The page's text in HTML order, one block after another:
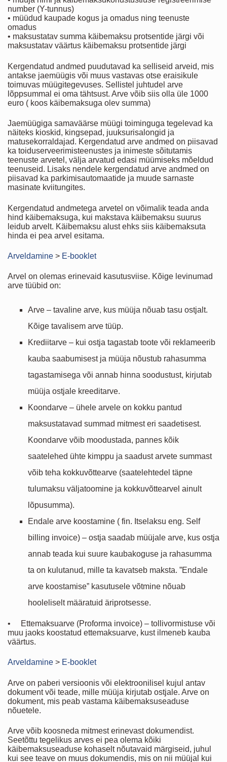
number (Y-tunnus)
• müüdud kaupade kogus ja omadus ning teenuste
omadus
• maksustatav summa käibemaksu protsentide järgi või
maksustatav väärtus käibemaksu protsentide järgi
Kergendatud andmed puudutavad ka selliseid arveid, mis
antakse jaemüügis või muus vastavas otse eraisikule
toimuvas müügitegevuses. Sellistel juhtudel arve
lõppsummal ei oma tähtsust. Arve võib siis olla üle 1000
euro ( koos käibemaksuga olev summa)
Jaemüügiga samaväärse müügi toiminguga tegelevad ka
näiteks kioskid, kingsepad, juuksurisalongid ja
matusekorraldajad. Kergendatud arve andmed on piisavad
ka toiduserveerimisteenustes ja inimeste sõitutamis
teenuste arvetel, välja arvatud edasi müümiseks mõeldud
teenuseid. Lisaks nendele kergendatud arve andmed on
piisavad ka parkimisautomaatide ja muude sarnaste
masinate kviitungites.
Kergendatud andmetega arvetel on võimalik teada anda
hind käibemaksuga, kui makstava käibemaksu suurus
leidub arvelt. Käibemaksu alust ehks siis käibemaksuta
hinda ei pea arvel esitama.
Arveldamine > E-booklet
Arvel on olemas erinevaid kasutusviise. Kõige levinumad
arve tüübid on:
Arve – tavaline arve, kus müüja nõuab tasu ostjalt.
Kõige tavalisem arve tüüp.
Krediitarve – kui ostja tagastab toote või reklameerib
kauba saabumisest ja müüja nõustub rahasumma
tagastamisega või annab hinna soodustust, kirjutab
müüja ostjale kreeditarve.
Koondarve – ühele arvele on kokku pantud
maksustatavad summad mitmest eri saadetisest.
Koondarve võib moodustada, pannes kõik
saatelehed ühte kimppu ja saadust arvete summast
võib teha kokkuvõttearve (saatelehtedel täpne
tulumaksu väljatoomine ja kokkuvõttearvel ainult
lõpusumma).
Endale arve koostamine ( fin. Itselaksu eng. Self
billing invoice) – ostja saadab müüjale arve, kus ostja
annab teada kui suure kaubakoguse ja rahasumma
ta on kulutanud, mille ta kavatseb maksta. ”Endale
arve koostamise” kasutusele võtmine nõuab
hooleliselt määratuid äriprotsesse.
• Ettemaksuarve (Proforma invoice) – tollivormistuse või
muu jaoks koostatud ettemaksuarve, kust ilmeneb kauba
väärtus.
Arveldamine > E-booklet
Arve on paberi versioonis või elektroonilisel kujul antav
dokument või teade, mille müüja kirjutab ostjale. Arve on
dokument, mis peab vastama käibemaksuseaduse
nõuetele.
Arve võib koosneda mitmest erinevast dokumendist.
Seetõttu tegelikus arves ei pea olema kõiki
käibemaksuseaduse kohaselt nõutavaid märgiseid, juhul
kui see teave on muus dokumendis, mis on nii müüjal kui